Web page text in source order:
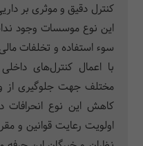
کنترل دقیق و موثری بر
این نوع موسسات وجود
سوء استفاده و تخلفات
با اعمال کنترل‌های
مختلف جهت جلوگیری از
کاهش این نوع
اولویت رعایت قوانین و